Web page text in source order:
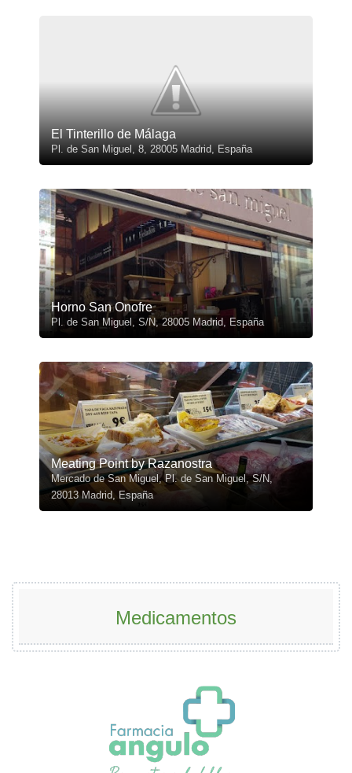
El Tinterillo de Málaga
Pl. de San Miguel, 8, 28005 Madrid, España
Horno San Onofre
Pl. de San Miguel, S/N, 28005 Madrid, España
Meating Point by Razanostra
Mercado de San Miguel, Pl. de San Miguel, S/N,
28013 Madrid, España
Medicamentos